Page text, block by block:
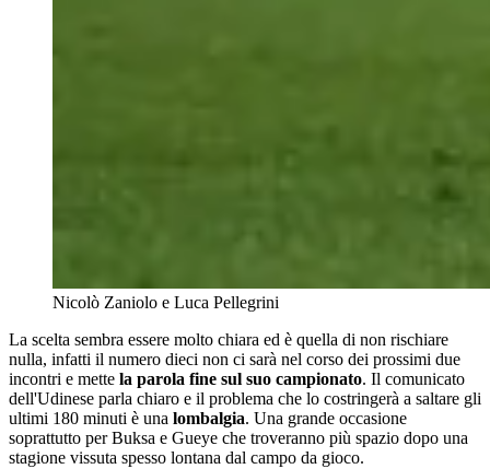
Nicolò Zaniolo e Luca Pellegrini
La scelta sembra essere molto chiara ed è quella di non rischiare
nulla, infatti il numero dieci non ci sarà nel corso dei prossimi due
incontri e mette la parola fine sul suo campionato. Il comunicato
dell'Udinese parla chiaro e il problema che lo costringerà a saltare gli
ultimi 180 minuti è una lombalgia. Una grande occasione
soprattutto per Buksa e Gueye che troveranno più spazio dopo una
stagione vissuta spesso lontana dal campo da gioco.